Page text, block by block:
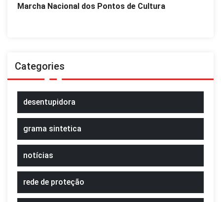
Marcha Nacional dos Pontos de Cultura
Categories
desentupidora
grama sintetica
notícias
rede de proteção